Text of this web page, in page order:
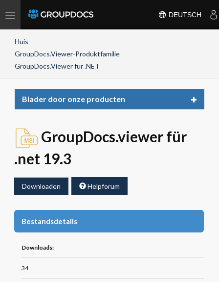
Toggle
DEUTSCH
Huis
GroupDocs.Viewer-Produktfamilie
GroupDocs.Viewer für .NET
Blader door onze producten
Toggle
GroupDocs.viewer für
.net 19.3
Downloaden Helpforum
Bestandsdetails
Downloads:
34